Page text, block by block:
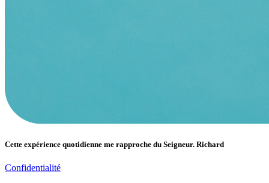
Cette expérience quotidienne me rapproche du Seigneur. Richard
Confidentialité